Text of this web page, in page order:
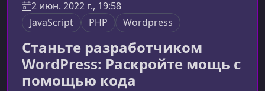
2 июн. 2022 г., 19:58
JavaScript
PHP Wordpress
Станьте разработчиком
WordPress: Раскройте мощь с
помощью кода